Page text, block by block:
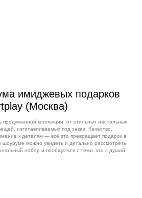
имиджевых подарков
(Москва)
коллекции: от стильных настольных
изготавливаемых под заказ. Качество,
к деталям — всё это превращает подарок в
можно увидеть и детально рассмотреть
набор и пообщаться с теми, кто с душой